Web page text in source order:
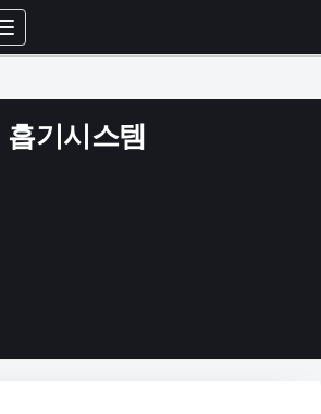
Toggle
흡기시스템